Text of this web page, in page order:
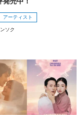
アーティスト
ソク